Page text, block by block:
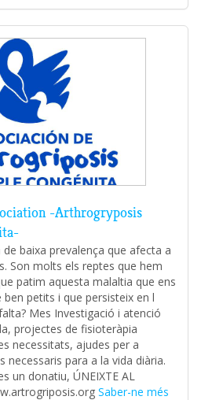
-Arthrogryposis
baixa prevalença que afecta a
Son molts els reptes que hem
patim aquesta malaltia que ens
petits i que persisteix en l
Mes Investigació i atenció
projectes de fisioteràpia
necessitats, ajudes per a
necessaris para a la vida diària.
un donatiu, ÚNEIXTE AL
Saber-ne més